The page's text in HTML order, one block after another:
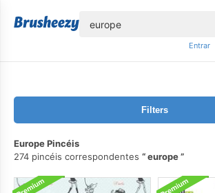
Entrar
Filters
Europe Pincéis
274 pincéis correspondentes
europe